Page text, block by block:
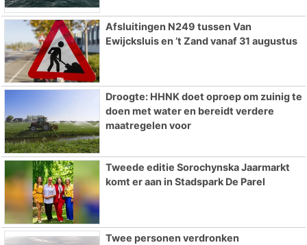
Afsluitingen N249 tussen Van
Ewijcksluis en ’t Zand vanaf 31 augustus
Droogte: HHNK doet oproep om zuinig te
doen met water en bereidt verdere
maatregelen voor
Tweede editie Sorochynska Jaarmarkt
komt er aan in Stadspark De Parel
Twee personen verdronken